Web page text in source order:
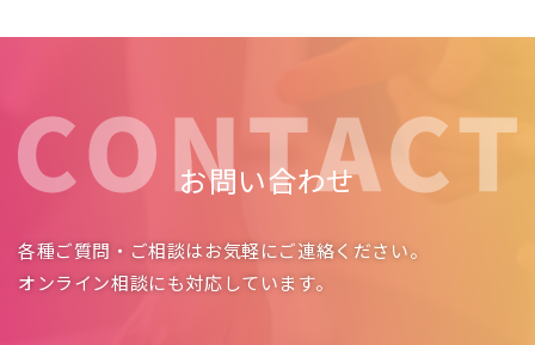
お問い合わせ
各種ご質問・ご相談はお気軽にご連絡ください。
オンライン相談にも対応しています。